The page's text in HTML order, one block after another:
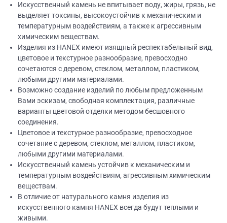
Искусственный камень не впитывает воду, жиры, грязь, не
выделяет токсины, высокоустойчив к механическим и
температурным воздействиям, а также к агрессивным
химическим веществам.
Изделия из НANEХ имеют изящный респектабельный вид,
цветовое и текстурное разнообразие, превосходно
сочетаются с деревом, стеклом, металлом, пластиком,
любыми другими материалами.
Возможно создание изделий по любым предложенным
Вами эскизам, свободная комплектация, различные
варианты цветовой отделки методом бесшовного
соединения.
Цветовое и текстурное разнообразие, превосходное
сочетание с деревом, стеклом, металлом, пластиком,
любыми другими материалами.
Искусственный камень устойчив к механическим и
температурным воздействиям, агрессивным химическим
веществам.
В отличие от натурального камня изделия из
искусственного камня НANEХ всегда будут теплыми и
живыми.